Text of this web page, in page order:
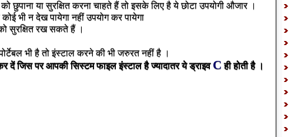
छुपाना या सुरक्षित करना चाहते हैं तो इसके लिए है ये छोटा उपयोगी औजार ।
भी न देख पायेगा नहीं उपयोग कर पायेगा
सुरक्षित रख सकते हैं ।
भी है तो इंस्टाल करने की भी जरुरत नहीं है ।
दें जिस पर आपकी सिस्टम फाइल इंस्टाल है ज्यादातर ये ड्राइव C ही होती है।